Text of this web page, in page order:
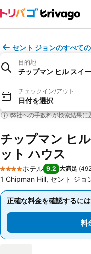
セント ジョンのすべて
目的地
チップマン ヒル スイ
チェックイン/アウト
日付を選択
弊社への手数料が検索結果に
チップマン ヒ
ット ハウス
4 ホテルのランク
ホテル 9.2 大満足 (
1 Chipman Hill, セント ジョ
正確な料金を確認するに
正確な料金を確認するに
料